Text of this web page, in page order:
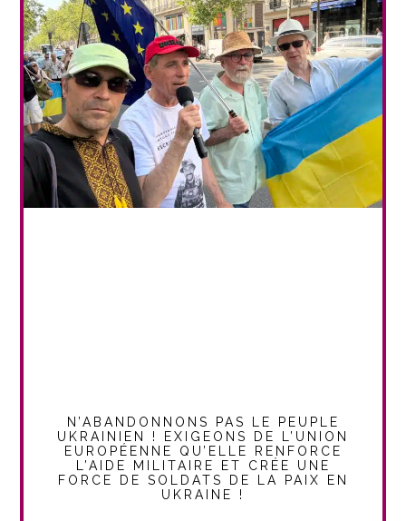
N’ABANDONNONS PAS LE PEUPLE
UKRAINIEN ! EXIGEONS DE L’UNION
EUROPÉENNE QU’ELLE RENFORCE
L’AIDE MILITAIRE ET CRÉE UNE
FORCE DE SOLDATS DE LA PAIX EN
UKRAINE !